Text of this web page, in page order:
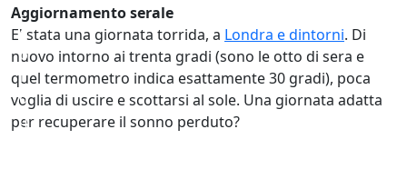
Aggiornamento serale
E' stata una giornata torrida, a Londra e dintorni. Di
nuovo intorno ai trenta gradi (sono le otto di sera e
quel termometro indica esattamente 30 gradi), poca
voglia di uscire e scottarsi al sole. Una giornata adatta
per recuperare il sonno perduto?
t
e
p
i
o
g